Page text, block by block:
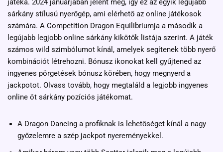
játéka. 2024 januárjában jelent meg, így ez az egyik legújabb
sárkány stílusú nyerőgép, ami elérhető az online játékosok
számára. A Competition Dragon Equilibriumja a második a
legújabb legjobb online sárkány kikötők listája szerint. A játék
számos wild szimbólumot kínál, amelyek segítenek több nyerő
kombinációt létrehozni. Bónusz ikonokat kell gyűjtened az
ingyenes pörgetések bónusz körében, hogy megnyerd a
jackpotot. Olvass tovább, hogy megtaláld a legjobb ingyenes
online öt sárkány pozíciós játékomat.
A Dragon Dancing a profiknak is lehetőséget kínál a nagy
győzelemre a szép jackpot nyereményekkel.